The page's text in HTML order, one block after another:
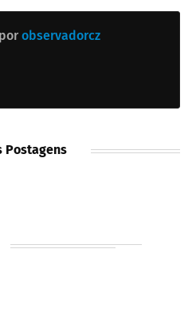
observadorcz
Postagens